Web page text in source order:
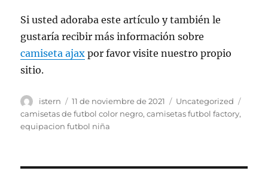
Si usted adoraba este artículo y también le
gustaría recibir más información sobre
camiseta ajax por favor visite nuestro propio
sitio.
Autor
istern
Publicado
el
11 de noviembre de 2021 Categorías
Uncategorized
camisetas de futbol color negro,camisetas futbol factory,
equipacion futbol niña